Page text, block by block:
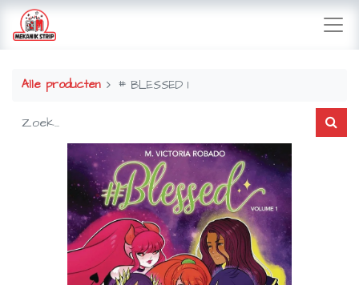
Alle producten # BLESSED 1